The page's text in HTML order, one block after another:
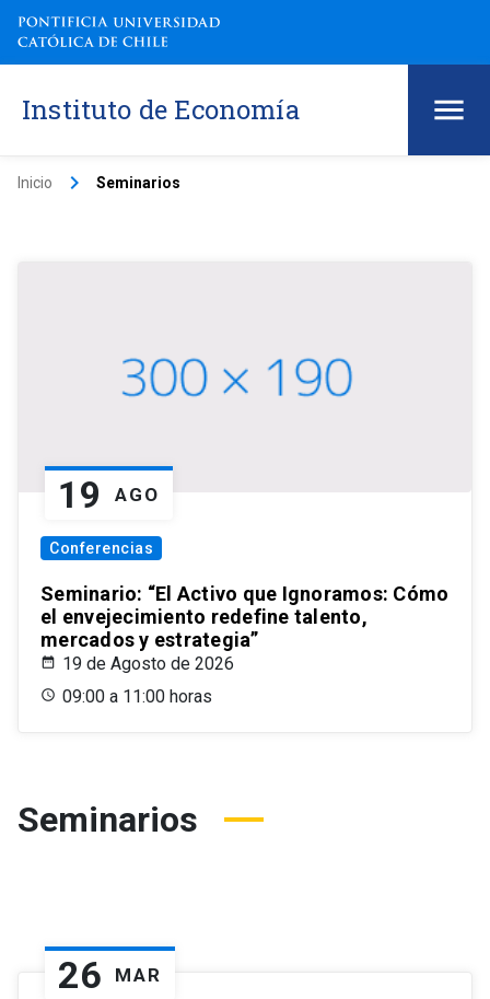
Instituto de Economía
Inicio keyboard_arrow_right Seminarios
19 AGO
Conferencias
Seminario: “El Activo que Ignoramos: Cómo
el envejecimiento redefine talento,
mercados y estrategia”
19 de Agosto de 2026
09:00 a 11:00 horas
Seminarios
26 MAR